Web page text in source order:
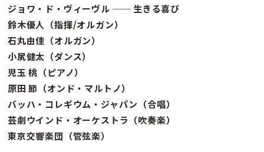
ジョワ・ド・ヴィーヴル ── 生きる喜び
鈴木優人（指揮/オルガン）
石丸由佳（オルガン）
小㞍健太（ダンス）
児玉 桃（ピアノ）
原田 節（オンド・マルトノ）
バッハ・コレギウム・ジャパン（合唱）
芸劇ウインド・オーケストラ（吹奏楽）
東京交響楽団（管弦楽）